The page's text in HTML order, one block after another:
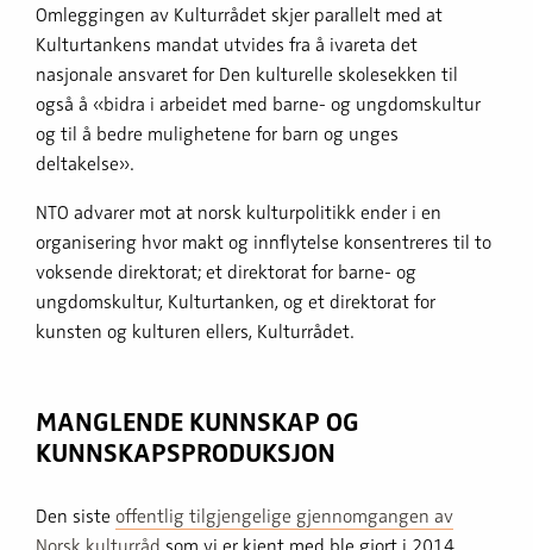
Omleggingen av Kulturrådet skjer parallelt med at
Kulturtankens mandat utvides fra å ivareta det
nasjonale ansvaret for Den kulturelle skolesekken til
også å «bidra i arbeidet med barne- og ungdomskultur
og til å bedre mulighetene for barn og unges
deltakelse».
NTO advarer mot at norsk kulturpolitikk ender i en
organisering hvor makt og innflytelse konsentreres til to
voksende direktorat; et direktorat for barne- og
ungdomskultur, Kulturtanken, og et direktorat for
kunsten og kulturen ellers, Kulturrådet.
MANGLENDE KUNNSKAP OG
KUNNSKAPSPRODUKSJON
Den siste offentlig tilgjengelige gjennomgangen av